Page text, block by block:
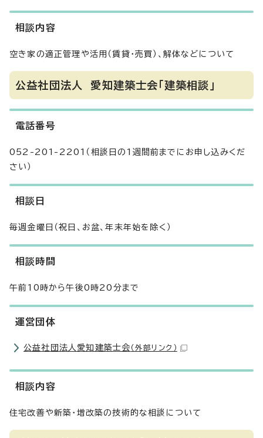
相談内容
空き家の適正管理や活用（賃貸・売買）、解体などについて
公益社団法人 愛知建築士会「建築相談」
電話番号
052-201-2201（相談日の1週間前までにお申し込みくだ
さい）
相談日
毎週金曜日（祝日、お盆、年末年始を除く）
相談時間
午前10時から午後0時20分まで
運営団体
公益社団法人愛知建築士会 （外部リンク）
相談内容
住宅改善や新築・増改築の技術的な相談について